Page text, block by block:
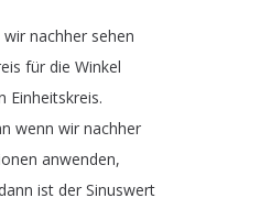
wir nachher sehen
für die Winkel
Einheitskreis.
wenn wir nachher
anwenden,
ist der Sinuswert